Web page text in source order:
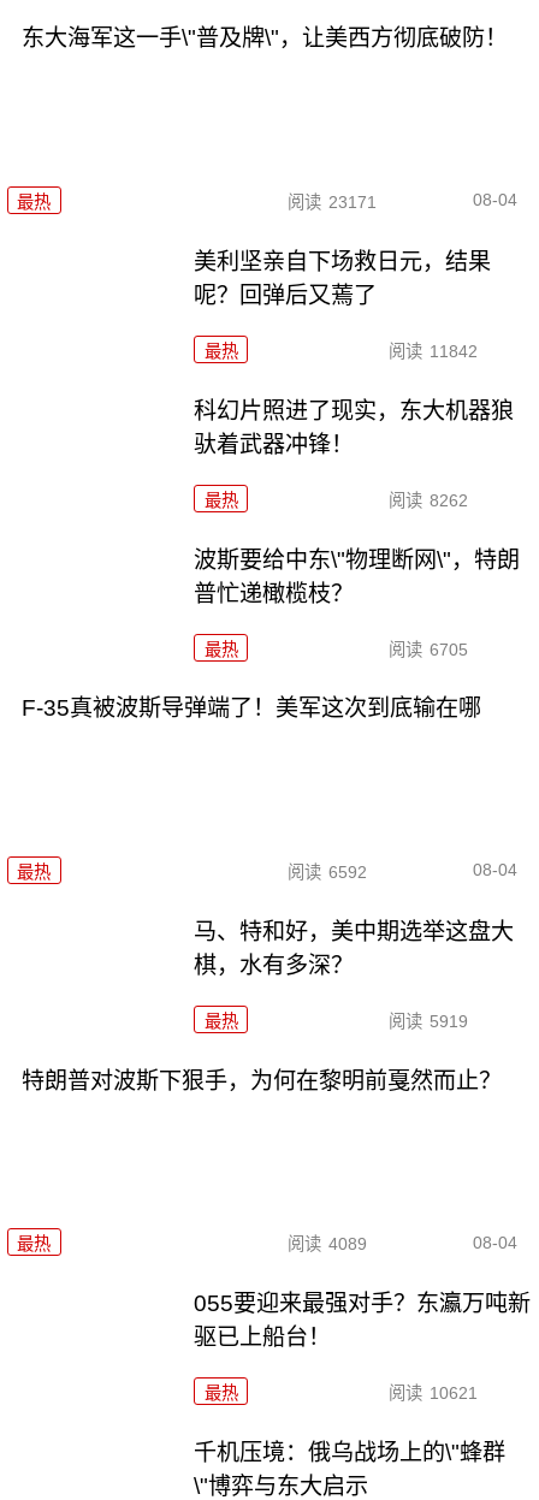
东大海军这一手\"普及牌\"，让美西方彻底破防！
最热 阅读 23171 08-04
美利坚亲自下场救日元，结果
呢？回弹后又蔫了
最热 阅读 11842
科幻片照进了现实，东大机器狼
驮着武器冲锋！
最热 阅读 8262
波斯要给中东\"物理断网\"，特朗
普忙递橄榄枝？
最热 阅读 6705
F-35真被波斯导弹端了！美军这次到底输在哪
最热 阅读 6592 08-04
马、特和好，美中期选举这盘大
棋，水有多深？
最热 阅读 5919
特朗普对波斯下狠手，为何在黎明前戛然而止？
最热 阅读 4089 08-04
055要迎来最强对手？东瀛万吨新
驱已上船台！
最热 阅读 10621
千机压境：俄乌战场上的\"蜂群
\"博弈与东大启示